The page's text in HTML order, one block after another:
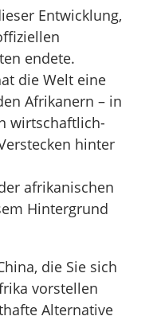
Entwicklung,
endete.
die Welt eine
Afrikanern – in
wirtschaftlich-
hinter
afrikanischen
Hintergrund
die Sie sich
vorstellen
Alternative